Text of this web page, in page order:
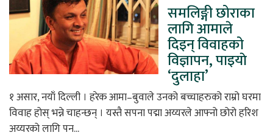
समलिङ्गी छोराका
लागि आमाले
दिइन् विवाहको
विज्ञापन, पाइयाे
‘दुलाहा’
१ असार, नयाँ दिल्ली । हरेक आमा–बुवाले उनको बच्चाहरुको राम्रो घरमा
विवाह होस् भन्ने चाहन्छन् । यस्तै सपना पद्मा अय्यरले आफ्नो छोरो हरिश
अय्यरको लागि पन...